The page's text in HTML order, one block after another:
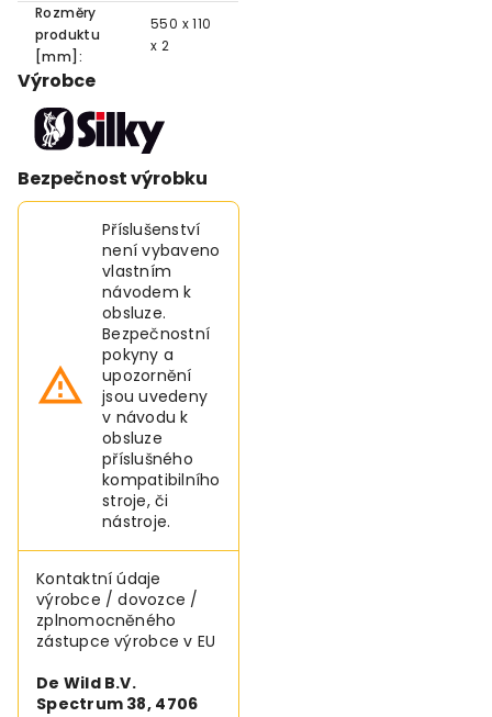
Rozměry
produktu
[mm]:
550 x 110
x 2
Výrobce
Bezpečnost výrobku
Příslušenství
není vybaveno
vlastním
návodem k
obsluze.
Bezpečnostní
pokyny a
upozornění
jsou uvedeny
v návodu k
obsluze
příslušného
kompatibilního
stroje, či
nástroje.
Kontaktní údaje
výrobce / dovozce /
zplnomocněného
zástupce výrobce v EU
De Wild B.V.
Spectrum 38, 4706